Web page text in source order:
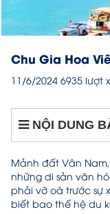
Chu Gia Hoa
11/6/2024 6935 lượt
NỘI DUNG
Mảnh đất Vân
những di sản văn
phải vỡ oà trước sự
biết bao thế hệ du